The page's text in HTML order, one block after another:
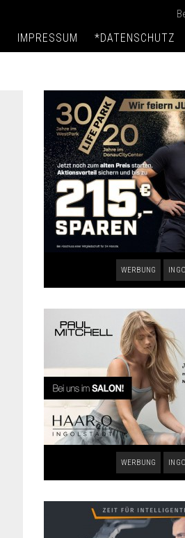
IMPRESSUM *DATENSCHUTZ
WERBUNG
WERBUNG